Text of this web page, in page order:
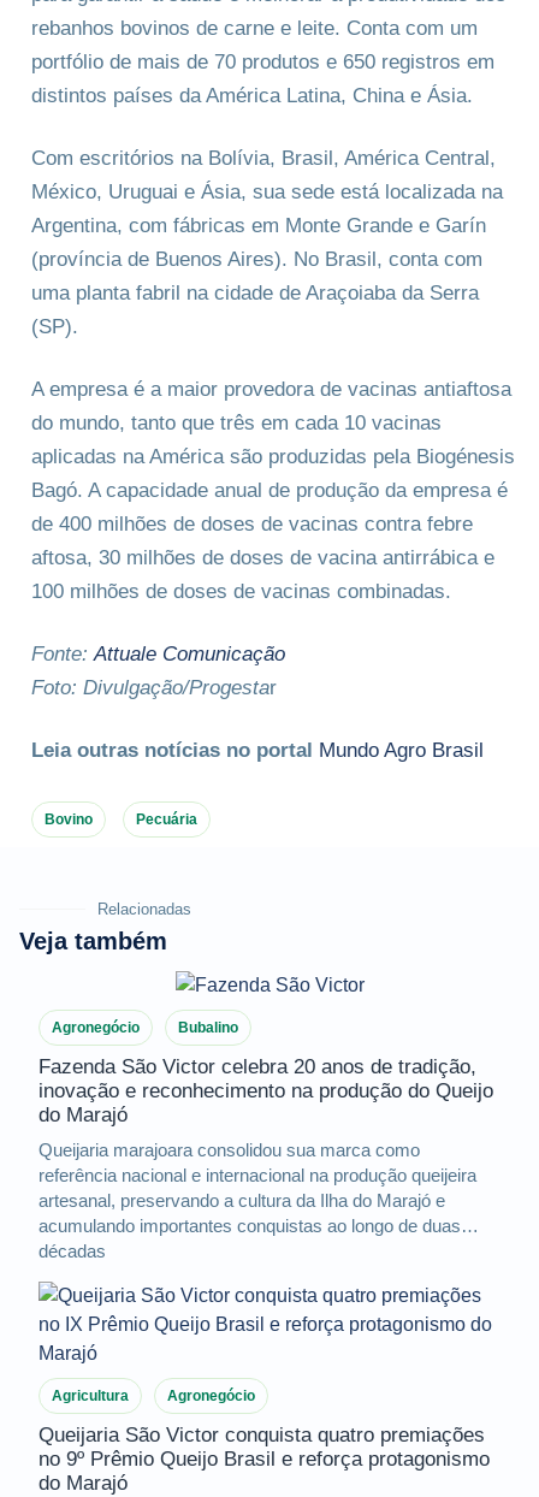
rebanhos bovinos de carne e leite. Conta com um
portfólio de mais de 70 produtos e 650 registros em
distintos países da América Latina, China e Ásia.
Com escritórios na Bolívia, Brasil, América Central,
México, Uruguai e Ásia, sua sede está localizada na
Argentina, com fábricas em Monte Grande e Garín
(província de Buenos Aires). No Brasil, conta com
uma planta fabril na cidade de Araçoiaba da Serra
(SP).
A empresa é a maior provedora de vacinas antiaftosa
do mundo, tanto que três em cada 10 vacinas
aplicadas na América são produzidas pela Biogénesis
Bagó. A capacidade anual de produção da empresa é
de 400 milhões de doses de vacinas contra febre
aftosa, 30 milhões de doses de vacina antirrábica e
100 milhões de doses de vacinas combinadas.
Fonte: Attuale Comunicação
Foto: Divulgação/Progestar
Leia outras notícias no portal Mundo Agro Brasil
Bovino Pecuária
Relacionadas
Veja também
Agronegócio Bubalino
Fazenda São Victor celebra 20 anos de tradição,
inovação e reconhecimento na produção do Queijo
do Marajó
Queijaria marajoara consolidou sua marca como
referência nacional e internacional na produção queijeira
artesanal, preservando a cultura da Ilha do Marajó e
acumulando importantes conquistas ao longo de duas
décadas
Agricultura Agronegócio
Queijaria São Victor conquista quatro premiações
no 9º Prêmio Queijo Brasil e reforça protagonismo
do Marajó